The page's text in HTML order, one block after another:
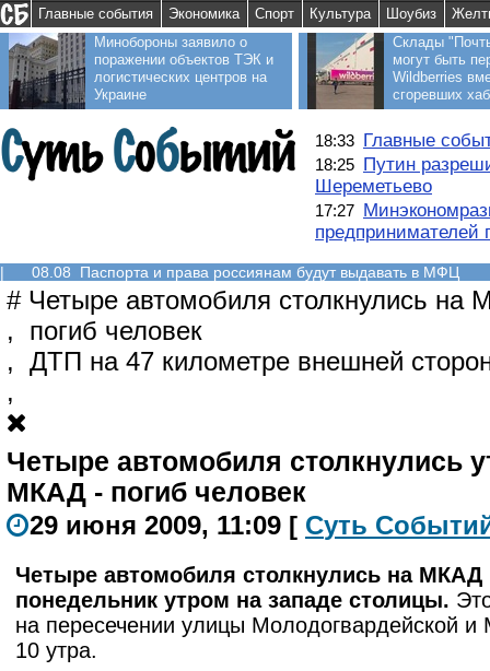
Главные события Экономика Спорт Культура Шоубиз
Минобороны заявило о
поражении объектов ТЭК и
логистических центров на
Украине
Склады
могут быть
Wildberries
сгоревших
18:33 Главные
18:25 Путин
Шереметьево
17:27
предпринимателей
| 08.08 Паспорта и права россиянам будут выдавать в МФЦ
# Четыре автомобиля столкнулись на
, погиб человек
, ДТП на 47 километре внешней
,
Четыре автомобиля столкнулись
МКАД - погиб человек
29 июня 2009, 11:09 [ Суть Соб
Четыре автомобиля столкнулись на МКАД
понедельник утром на западе столицы.
на пересечении улицы Молодогвардейской
10 утра.